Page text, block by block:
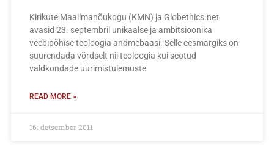
Kirikute Maailmanõukogu (KMN) ja Globethics.net
avasid 23. septembril unikaalse ja ambitsioonika
veebipõhise teoloogia andmebaasi. Selle eesmärgiks on
suurendada võrdselt nii teoloogia kui seotud
valdkondade uurimistulemuste
READ MORE »
16. detsember 2011